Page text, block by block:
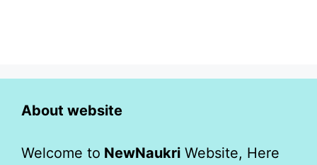
About website
Welcome to NewNaukri Website, Here